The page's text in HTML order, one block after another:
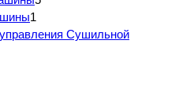
1
Сушильной